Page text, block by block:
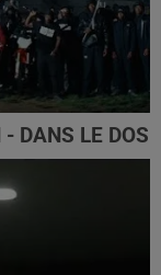
DANS LE DOS